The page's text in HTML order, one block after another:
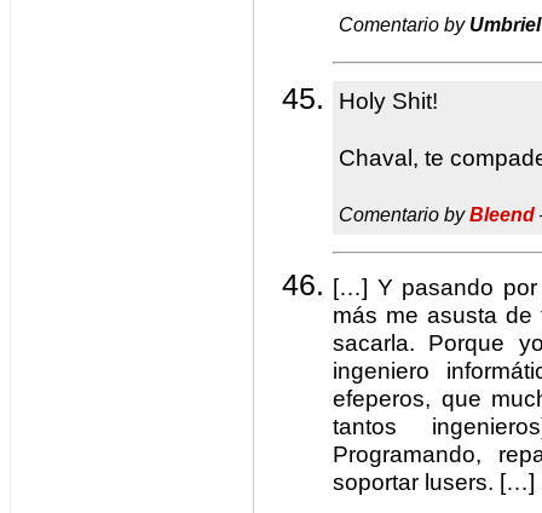
Comentario by Umbriel
Holy Shit!
Chaval, te
Comentario byBleend
[…] Y pasando
más me asusta
sacarla. Porque
ingeniero
efeperos, que
tantos
Programando,
soportar lusers. […]